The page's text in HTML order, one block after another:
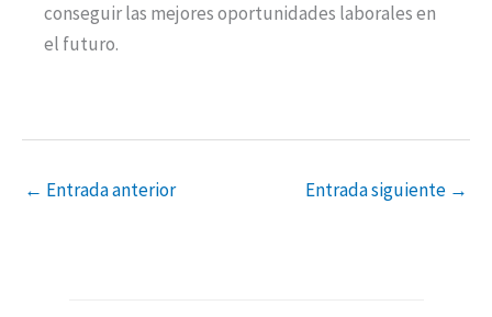
conseguir las mejores oportunidades laborales en
el futuro.
← Entrada anterior Entrada siguiente →